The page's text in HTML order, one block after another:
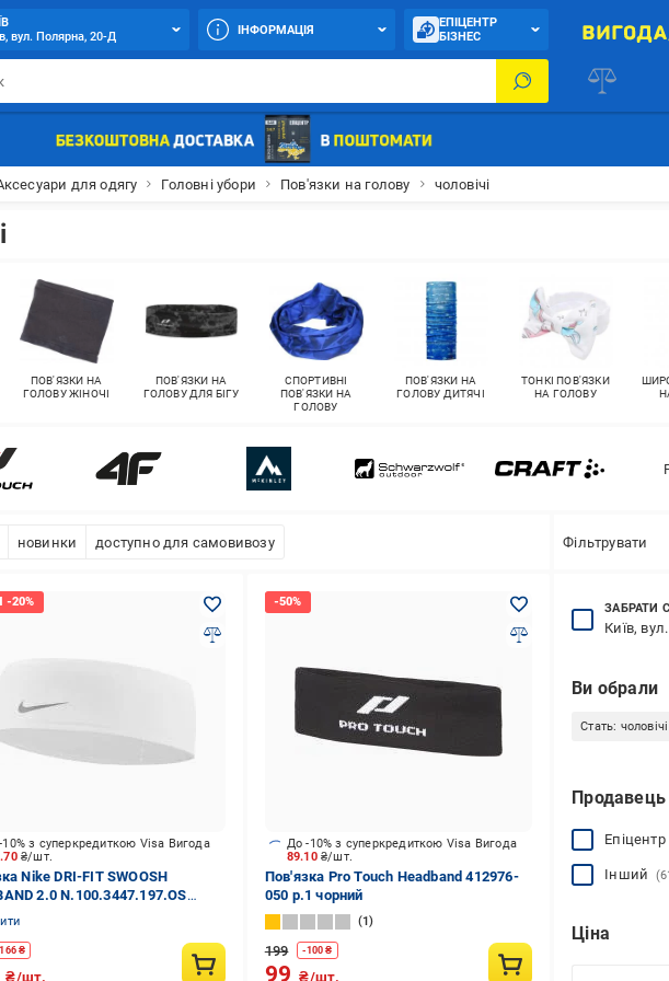
вул. Полярна, 20-Д
ІНФОРМАЦІЯ
ЕПІЦЕНТР
БІЗНЕС
для одягу Головні убори Пов'язки на голову чоловічі
ПОВ'ЯЗКИ НА
ГОЛОВУ ЖІНОЧІ
ПОВ'ЯЗКИ НА
ГОЛОВУ ДЛЯ БІГУ
СПОРТИВНІ
ПОВ'ЯЗКИ НА
ГОЛОВУ
ПОВ'ЯЗКИ НА
ГОЛОВУ ДИТЯЧІ
ТОНКІ ПОВ'ЯЗКИ
НА ГОЛОВУ
новинки доступно для самовивозу Фільтрувати
₴/шт.
з суперкредиткою Visa Вигода
Nike DRI-FIT SWOOSH
2.0 N.100.3447.197.OS
166 ₴
₴/шт.
89.10 ₴/шт.
До -10% з суперкредиткою Visa Вигода
Пов'язка Pro Touch Headband 412976-
050 р.1 чорний
1
199 -100 ₴
99 ₴/шт.
ЗАБРАТИ
Київ,
Ви обрали
Стать: чоловічі
Продавець
Епіцентр
Інший
Ціна